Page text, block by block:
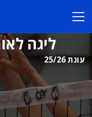
ליגה
עונת 25/26